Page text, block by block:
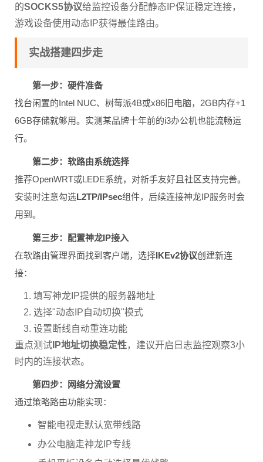
的SOCKS5协议给监控设备分配静态IP保证稳定连接，
游戏设备使用动态IP获得最佳路由。
实战搭建四步走
第一步：硬件准备
找台闲置的Intel NUC、树莓派4B或x86旧电脑，2GB内存+1
6GB存储就够用。实测某品牌十年前的i3办公机也能流畅运
行。
第二步：软路由系统选择
推荐OpenWRT或LEDE系统，对新手友好且社区支持完善。
安装时注意勾选L2TP/IPsec组件，后续连接神龙IP服务时会
用到。
第三步：配置神龙IP接入
在软路由管理界面找到客户端，选择IKEv2协议创建新连
接：
填写神龙IP提供的服务器地址
选择"动态IP自动切换"模式
设置断线自动重连功能
重点测试 IP地址切换稳定性，建议开启日志监控观察3小
时内的连接状态。
第四步：网络分流设置
通过策略路由功能实现：
智能电视走默认宽带线路
办公电脑走神龙IP专线